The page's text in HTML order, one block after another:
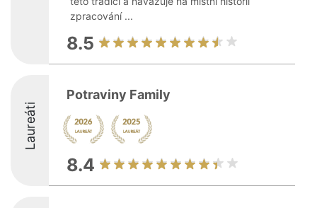
zpracování ...
8.5
Laureáti
Potraviny Family
8.4